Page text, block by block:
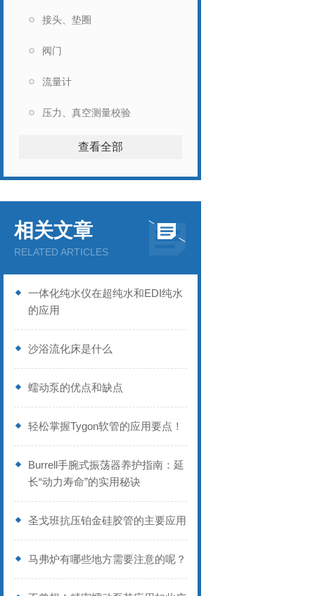
接头、垫圈
阀门
流量计
压力、真空测量校验
查看全部
相关文章
RELATED ARTICLES
一体化纯水仪在超纯水和EDI纯水
的应用
沙浴流化床是什么
蠕动泵的优点和缺点
轻松掌握Tygon软管的应用要点！
Burrell手腕式振荡器养护指南：延
长“动力寿命”的实用秘诀
圣戈班抗压铂金硅胶管的主要应用
马弗炉有哪些地方需要注意的呢？